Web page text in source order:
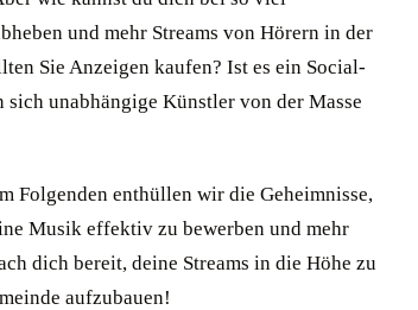
und mehr Streams von Hörern in der
Sie Anzeigen kaufen? Ist es ein Social-
unabhängige Künstler von der Masse
Folgenden enthüllen wir die Geheimnisse,
Musik effektiv zu bewerben und mehr
dich bereit, deine Streams in die Höhe zu
aufzubauen!